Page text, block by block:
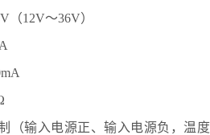
（12V～36V）
（输入电源正、输入电源负，温度